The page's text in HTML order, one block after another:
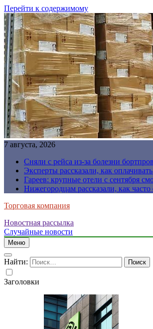
Перейти к содержимому
7 августа, 2026
Сняли с рейса из-за болезни
Эксперты рассказали, как
Гареев: крупные отели с сентября
Нижегородцам рассказали, как
Торговая компания
Новостная рассылка
Случайные новости
Меню
Найти:
Заголовки